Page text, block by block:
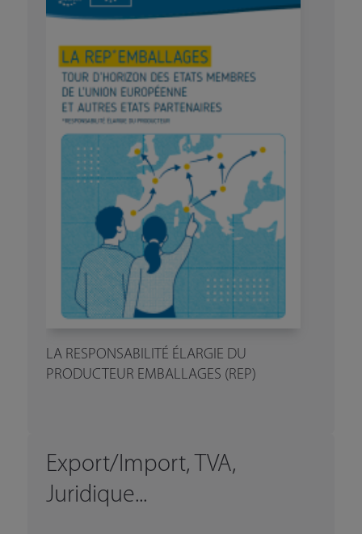
LA RESPONSABILITÉ ÉLARGIE DU
PRODUCTEUR EMBALLAGES (REP)
Export/Import, TVA,
Juridique...